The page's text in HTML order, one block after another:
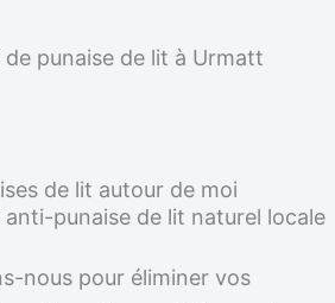
punaise de lit à Urmatt
de lit autour de moi
punaise de lit naturel locale
nous pour éliminer vos